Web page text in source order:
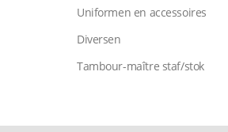
Uniformen en accessoires
Diversen
Tambour-maître staf/stok